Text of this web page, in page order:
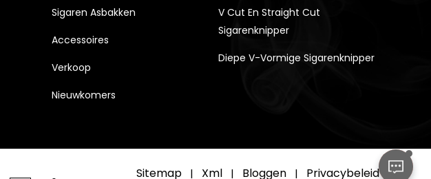
Sigaren Asbakken
Accessoires
Verkoop
Nieuwkomers
V Cut En Straight Cut
Sigarenknipper
Diepe V-Vormige Sigarenknipper
Sitemap | Xml | Bloggen | Privacybeleid